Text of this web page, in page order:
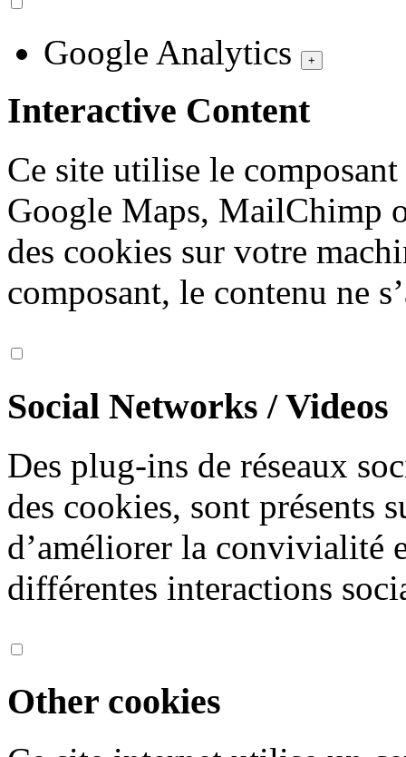
Google Analytics +
Interactive Content
Ce site utilise le
Google Maps, MailChimp
des cookies sur votre
composant, le contenu ne
Social Networks / Videos
Des plug-ins de réseaux
des cookies, sont présents
d’améliorer la convivialité
différentes interactions
Other cookies